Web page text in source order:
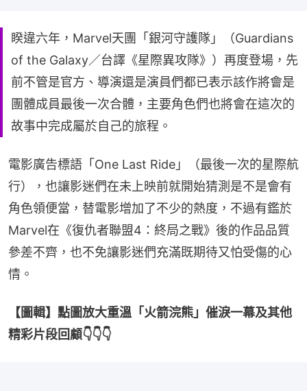
睽違六年，Marvel天團「銀河守護隊」（Guardians
of the Galaxy／台譯《星際異攻隊》）再度登場，先
前不管是官方、導演還是演員們都已表示該作將會是
團體成員最後一次合體，主要角色們也將會在這次的
故事中完成屬於自己的旅程。
電影廣告標語「One Last Ride」（最後一次的星際航
行），也讓影迷們在未上映前就開始猜測是不是會有
角色領便當，替電影增加了不少的熱度，不過有鑑於
Marvel在《復仇者聯盟4：終局之戰》後的作品品質
參差不齊，也不免讓影迷們充滿既期待又怕受傷的心
情。
【圖輯】點圖放大重溫「火箭浣熊」催淚一幕及其他
精彩片段回顧👇👇👇